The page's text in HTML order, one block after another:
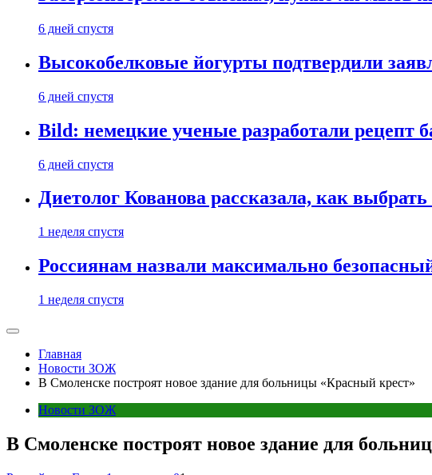
6 дней спустя
Высокобелковые йогурты подтвердили
6 дней спустя
Bild: немецкие ученые разработали рецепт
6 дней спустя
Диетолог Кованова рассказала, как
1 неделя спустя
Россиянам назвали максимально
1 неделя спустя
Главная
Новости ЗОЖ
В Смоленске построят новое здание для больницы «Красный крест»
Новости ЗОЖ
В Смоленске построят новое здание для